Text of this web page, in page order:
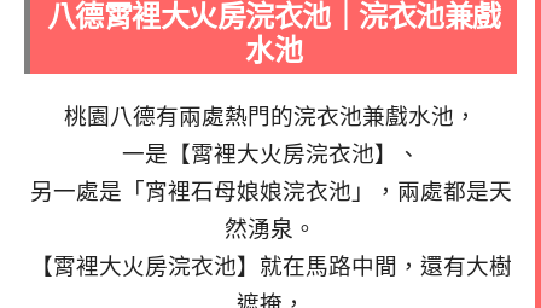
八德霄裡大火房浣衣池｜浣衣池兼戲
水池
桃園八德有兩處熱門的浣衣池兼戲水池，
一是【霄裡大火房浣衣池】、
另一處是「宵裡石母娘娘浣衣池」，兩處都是天
然湧泉。
【霄裡大火房浣衣池】就在馬路中間，還有大樹